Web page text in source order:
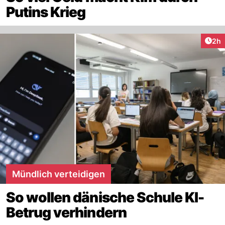
Putins Krieg
2h
Mündlich verteidigen
So wollen dänische Schule KI-
Betrug verhindern